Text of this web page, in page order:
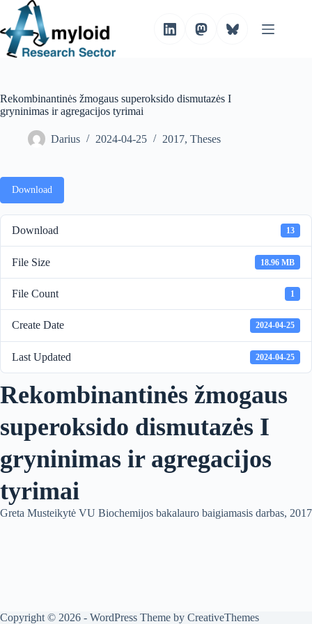
i
o
n
t
Rekombinantinės žmogaus superoksido dismutazės I
gryninimas ir agregacijos tyrimai
Darius 2024-04-25 2017, Theses
Download
Download 13
File Size 18.96 MB
File Count 1
Create Date 2024-04-25
Last Updated 2024-04-25
Rekombinantinės žmogaus
superoksido dismutazės I
gryninimas ir agregacijos
tyrimai
Greta Musteikytė VU Biochemijos bakalauro baigiamasis darbas, 2017
Copyright © 2026 - WordPress Theme by CreativeThemes